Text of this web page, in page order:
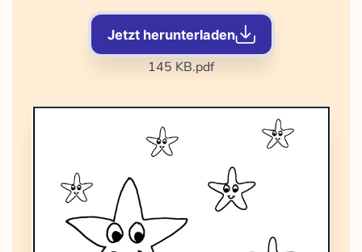
Jetzt herunterladen
145 KB.pdf